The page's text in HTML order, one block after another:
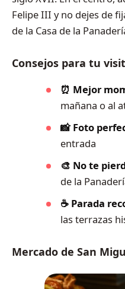
Felipe III y no dejes de
de la Casa de la
Consejos para tu
⏰ Mejor
mañana o al
📸 Foto
entrada
🎨 No te
de la
☕ Parada
las terrazas
Mercado de San